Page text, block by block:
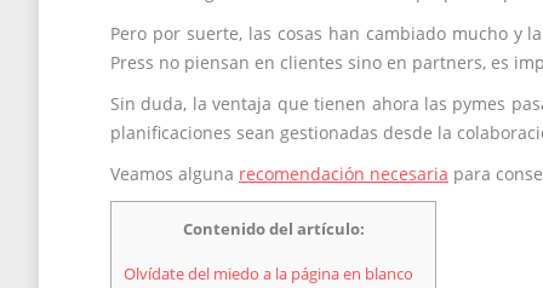
Pero por suerte, las cosas han cambiado mucho y
Press no piensan en clientes sino en partners, es
Sin duda, la ventaja que tienen ahora las pymes
planificaciones sean gestionadas desde la
Veamos alguna recomendación necesaria para
Contenido del artículo:
Olvídate del miedo a la página en blanco